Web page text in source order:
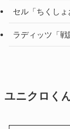
セル「ちくしょ
ラディッツ「戦
ユニクロく